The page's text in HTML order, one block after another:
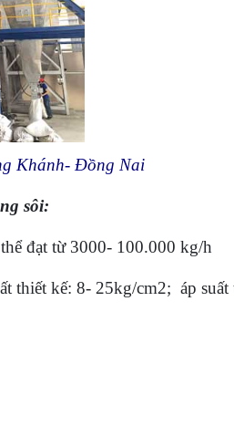
Khánh- Đồng Nai
sôi:
đạt từ 3000- 100.000 kg/h
thiết kế: 8- 25kg/cm2; áp